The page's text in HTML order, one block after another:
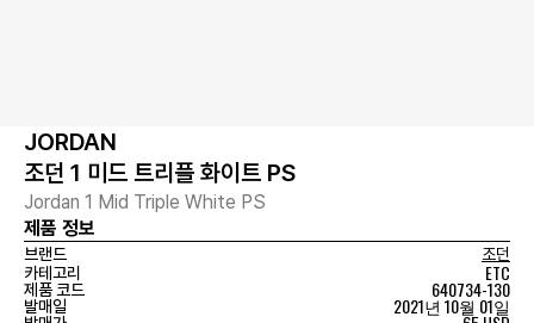
JORDAN
조던 1 미드 트리플 화이트 PS
Jordan 1 Mid Triple White PS
제품 정보
브랜드
조던
카테고리
ETC
제품 코드 640734-130
발매일 2021년 10월 01일